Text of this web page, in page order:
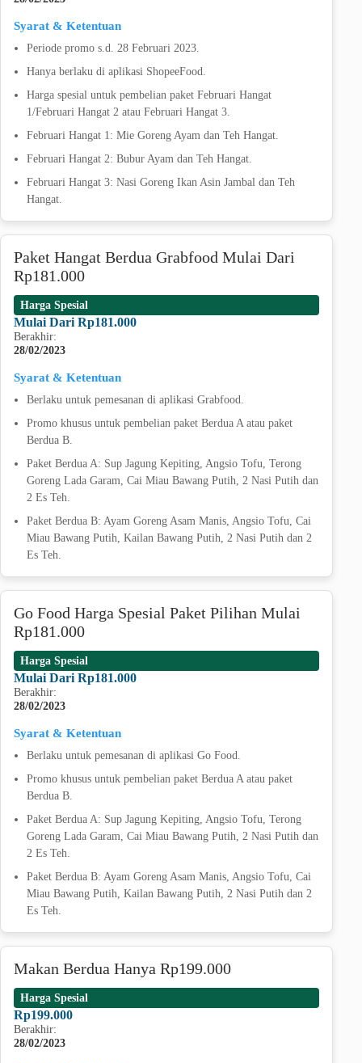
Syarat & Ketentuan
Periode promo s.d. 28 Februari 2023.
Hanya berlaku di aplikasi ShopeeFood.
Harga spesial untuk pembelian paket Februari Hangat
1/Februari Hangat 2 atau Februari Hangat 3.
Februari Hangat 1: Mie Goreng Ayam dan Teh Hangat.
Februari Hangat 2: Bubur Ayam dan Teh Hangat.
Februari Hangat 3: Nasi Goreng Ikan Asin Jambal dan Teh
Hangat.
Paket Hangat Berdua Grabfood Mulai Dari
Rp181.000
Harga Spesial
Mulai Dari Rp181.000
Berakhir:
28/02/2023
Syarat & Ketentuan
Berlaku untuk pemesanan di aplikasi Grabfood.
Promo khusus untuk pembelian paket Berdua A atau paket
Berdua B.
Paket Berdua A: Sup Jagung Kepiting, Angsio Tofu, Terong
Goreng Lada Garam, Cai Miau Bawang Putih, 2 Nasi Putih dan
2 Es Teh.
Paket Berdua B: Ayam Goreng Asam Manis, Angsio Tofu, Cai
Miau Bawang Putih, Kailan Bawang Putih, 2 Nasi Putih dan 2
Es Teh.
Go Food Harga Spesial Paket Pilihan Mulai
Rp181.000
Harga Spesial
Mulai Dari Rp181.000
Berakhir:
28/02/2023
Syarat & Ketentuan
Berlaku untuk pemesanan di aplikasi Go Food.
Promo khusus untuk pembelian paket Berdua A atau paket
Berdua B.
Paket Berdua A: Sup Jagung Kepiting, Angsio Tofu, Terong
Goreng Lada Garam, Cai Miau Bawang Putih, 2 Nasi Putih dan
2 Es Teh.
Paket Berdua B: Ayam Goreng Asam Manis, Angsio Tofu, Cai
Miau Bawang Putih, Kailan Bawang Putih, 2 Nasi Putih dan 2
Es Teh.
Makan Berdua Hanya Rp199.000
Harga Spesial
Rp199.000
Berakhir:
28/02/2023